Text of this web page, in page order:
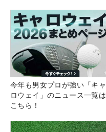
今年も男女プロが強い「キャ
ロウェイ」のニュース一覧は
こちら！